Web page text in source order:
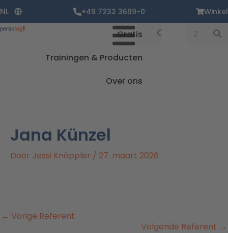
naar
de
NL +49 7232 3699-0 Winkel
Gratis
Trainingen & Producten
Over ons
Zoekopdracht
Jana Künzel
Door Jessi Knöppler / 27. maart 2026
← Vorige Referent
Volgende Referent →